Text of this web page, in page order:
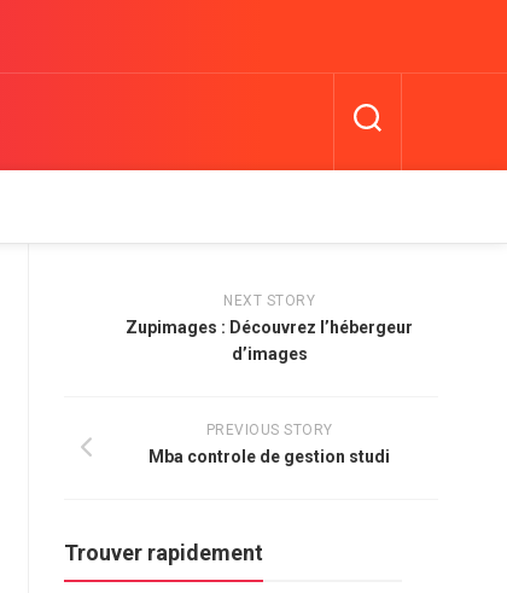
NEXT STORY
Zupimages : Découvrez l’hébergeur
d’images
PREVIOUS STORY
Mba controle de gestion studi
Trouver rapidement